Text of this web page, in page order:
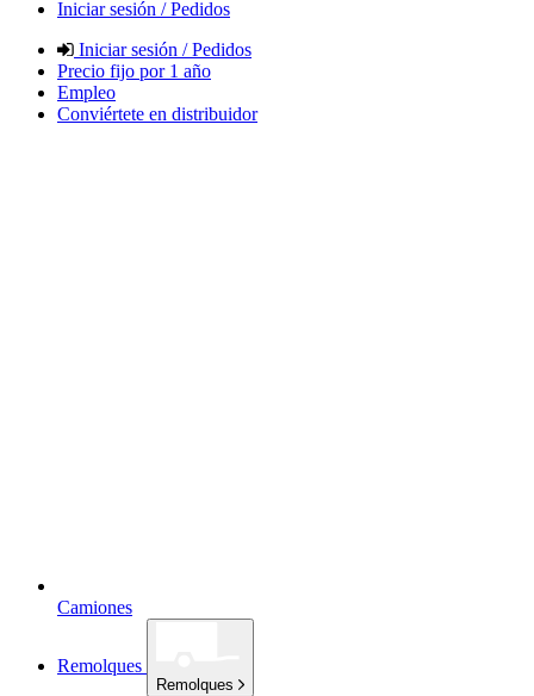
Iniciar sesión / Pedidos
Iniciar sesión / Pedidos
Precio fijo por 1 año
Empleo
Conviértete en distribuidor
Camiones
Remolques
Remolques